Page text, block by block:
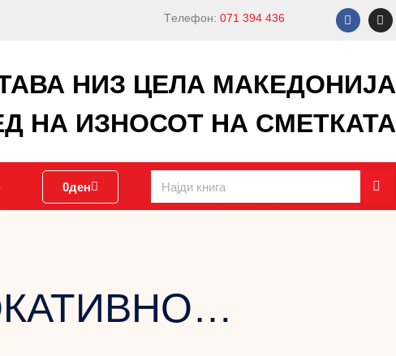
Tелефон: 071 394 436
НИЗ ЦЕЛА МАКЕДОНИЈА
НА ИЗНОСОТ НА СМЕТКАТА
0ден